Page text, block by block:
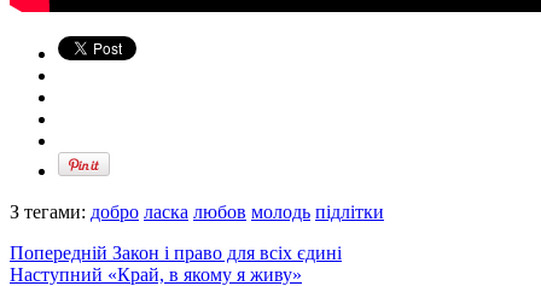
З тегами: добро ласка любов молодь підлітки
Попередній Закон і право для всіх єдині
Наступний «Край, в якому я живу»